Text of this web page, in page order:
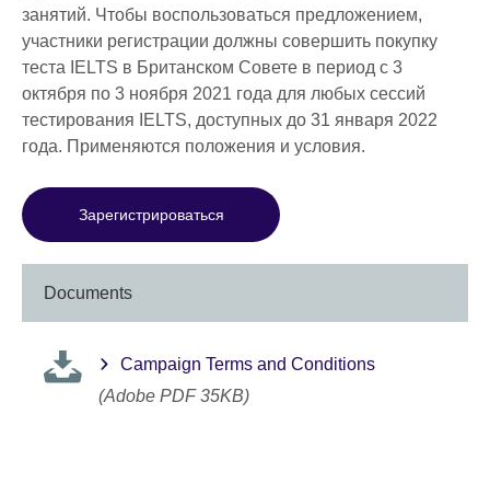
занятий. Чтобы воспользоваться предложением,
участники регистрации должны совершить покупку
теста IELTS в Британском Совете в период с 3
октября по 3 ноября 2021 года для любых сессий
тестирования IELTS, доступных до 31 января 2022
года. Применяются положения и условия.
Зарегистрироваться
Documents
Campaign Terms and Conditions
(Adobe PDF 35KB)